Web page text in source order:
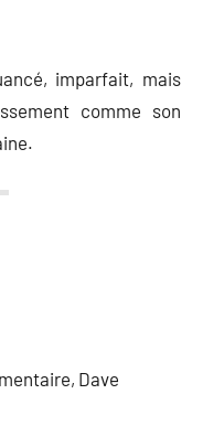
imparfait, mais
comme son
Dave